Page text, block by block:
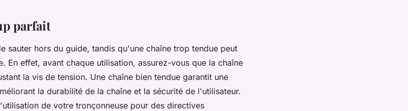
parfait
sauter hors du guide, tandis qu'une chaîne trop tendue peut
En effet, avant chaque utilisation, assurez-vous que la chaîne
la vis de tension. Une chaîne bien tendue garantit une
la durabilité de la chaîne et la sécurité de l'utilisateur.
de votre tronçonneuse pour des directives